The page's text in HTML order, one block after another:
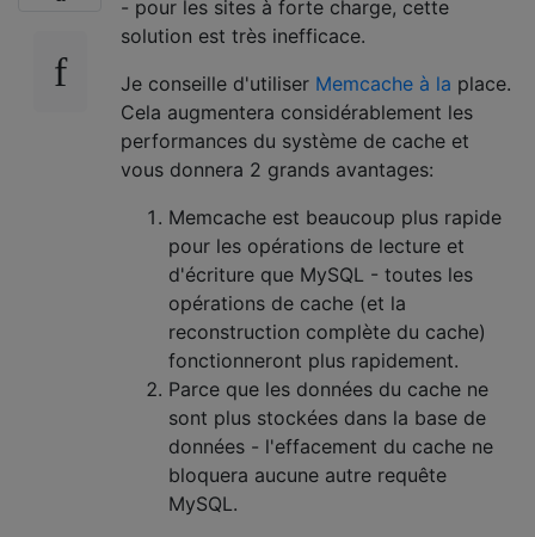
- pour les sites à forte charge, cette
solution est très inefficace.
Je conseille d'utiliser Memcache à la place.
Cela augmentera considérablement les
performances du système de cache et
vous donnera 2 grands avantages:
Memcache est beaucoup plus rapide
pour les opérations de lecture et
d'écriture que MySQL - toutes les
opérations de cache (et la
reconstruction complète du cache)
fonctionneront plus rapidement.
Parce que les données du cache ne
sont plus stockées dans la base de
données - l'effacement du cache ne
bloquera aucune autre requête
MySQL.